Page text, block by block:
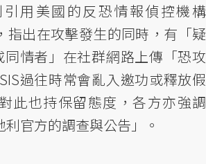
用美國的反恐情報偵控機構
指出在攻擊發生的同時，有「疑
同情者」在社群網路上傳「恐攻
過往時常會亂入邀功或釋放假
此也持保留態度，各方亦強調
利官方的調查與公告」。